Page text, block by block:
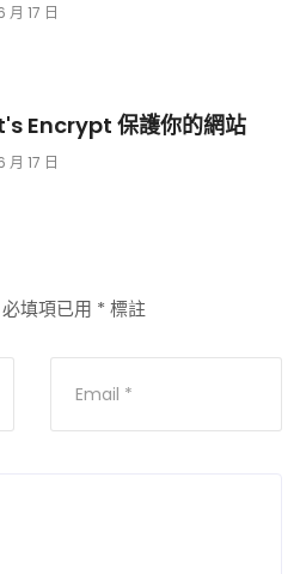
月 17 日
Encrypt 保護你的網站
月 17 日
必填項已用 * 標註